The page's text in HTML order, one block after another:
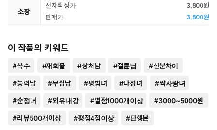
소장
전자책 정가
3,800원
판매가
3,800원
이 작품의 키워드
#복수 #재회물 #상처남 #절륜남 #신분차이
#능력남 #무심남 #평범녀 #다정녀 #짝사랑녀
#순정녀 #외유내강 #별점1000개이상 #3000~5000원
#리뷰500개이상 #평점4점이상 #단행본